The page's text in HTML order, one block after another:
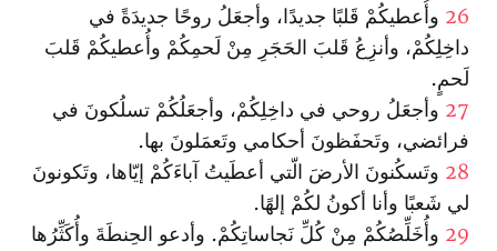
26 وأُعطيكُمْ قَلبًا جديدًا، وأجعَلُ روحًا جديدَةً في
داخِلِكُمْ، وأنزِعُ قَلبَ الحَجَرِ مِنْ لَحمِكُمْ وأُعطيكُمْ قَلبَ
لَحمٍ.
27 وأجعَلُ روحي في داخِلِكُمْ، وأجعَلُكُمْ تسلُكونَ في
فرائضي، وتَحفَظونَ أحكامي وتَعمَلونَ بها.
28 وتَسكُنونَ الأرضَ الّتي أعطَيتُ آباءَكُمْ إيّاها، وتَكونونَ
لي شَعبًا وأنا أكونُ لكُمْ إلهًا.
29 وأُخَلِّصُكُمْ مِنْ كُلِّ نَجاساتِكُمْ. وأدعو الحِنطَةَ وأُكَثِّرُها